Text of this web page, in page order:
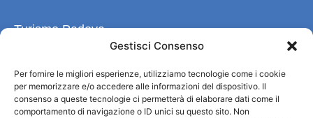
Gestisci Consenso
Per fornire le migliori esperienze, utilizziamo tecnologie come i cookie
per memorizzare e/o accedere alle informazioni del dispositivo. Il
consenso a queste tecnologie ci permetterà di elaborare dati come il
comportamento di navigazione o ID unici su questo sito. Non
Turismo Padova
Informazioni e Accoglienza Turistica/IAT
Privacy policy
Cookie Policy